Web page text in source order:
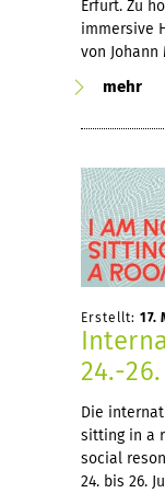
Erfurt. Zu
immersive
von
mehr
Erstellt: 17.
24.-
Die
sitting in a
social
24. bis 26.